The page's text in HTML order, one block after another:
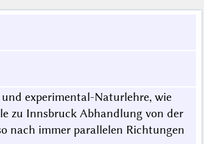
experimental-Naturlehre, wie
zu Innsbruck Abhandlung von der
nach immer parallelen Richtungen